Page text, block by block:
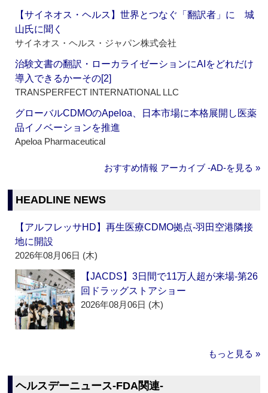
【サイネオス・ヘルス】世界とつなぐ「翻訳者」に 城
山氏に聞く
サイネオス・ヘルス・ジャパン株式会社
治験文書の翻訳・ローカライゼーションにAIをどれだけ
導入できるかーその[2]
TRANSPERFECT INTERNATIONAL LLC
グローバルCDMOのApeloa、日本市場に本格展開し医薬
品イノベーションを推進
Apeloa Pharmaceutical
おすすめ情報 アーカイブ ‐AD‐を見る »
HEADLINE NEWS
【アルフレッサHD】再生医療CDMO拠点‐羽田空港隣接
地に開設
2026年08月06日 (木)
【JACDS】3日間で11万人超が来場‐第26
回ドラッグストアショー
2026年08月06日 (木)
もっと見る »
ヘルスデーニュース‐FDA関連‐